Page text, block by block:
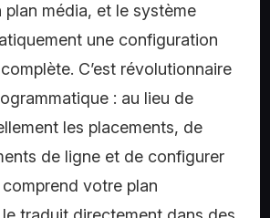
plan média, et le système
une configuration
C’est révolutionnaire
: au lieu de
les placements, de
de ligne et de configurer
comprend votre plan